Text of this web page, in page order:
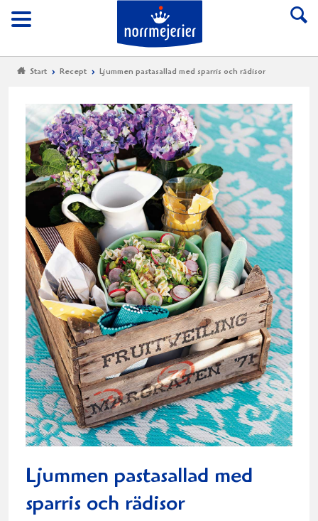
Meny
Till Norrmejerier
Start Recept Ljummen pastasallad med sparris och rädisor
Ljummen pastasallad med
sparris och rädisor